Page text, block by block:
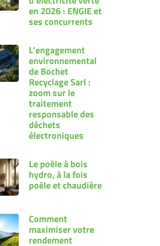
en 2026 : ENGIE et
ses concurrents
L’engagement
environnemental
de Bochet
Recyclage Sarl :
zoom sur le
traitement
responsable des
déchets
électroniques
Le poêle à bois
hydro, à la fois
poêle et chaudière
Comment
maximiser votre
rendement